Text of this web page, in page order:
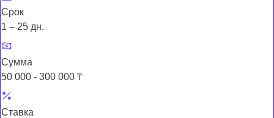
Срок
1 – 25 дн.
Сумма
50 000 - 300 000 ₸
Ставка